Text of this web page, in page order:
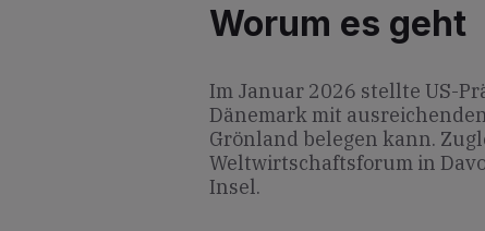
Worum es geht
Im Januar 2026 stellte US-
Dänemark mit
Grönland belegen kann.
Weltwirtschaftsforum in
Insel.